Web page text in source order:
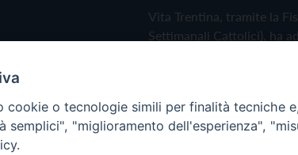
Vita Trentina, tramite la
Settimanali Cattolici), ha
Privacy Policy Cookie
cookie o tecnologie simili per finalità tecniche
semplici", "miglioramento dell'esperienza",